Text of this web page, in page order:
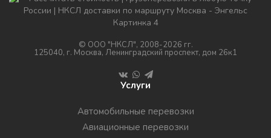
© ООО "НКСЛ", 2008-2026 гг.
125040, г. Москва, Ленинградский проспект, дом 26к1
Услуги
Автомобильные перевозки
Авиационные перевозки